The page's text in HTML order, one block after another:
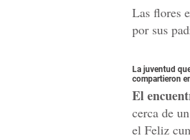
Las flores
por sus
La juventud
compartieron
El
cerca de
el Feliz